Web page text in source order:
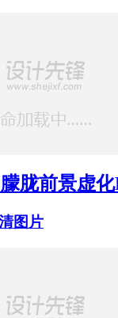
胧前景虚
图片